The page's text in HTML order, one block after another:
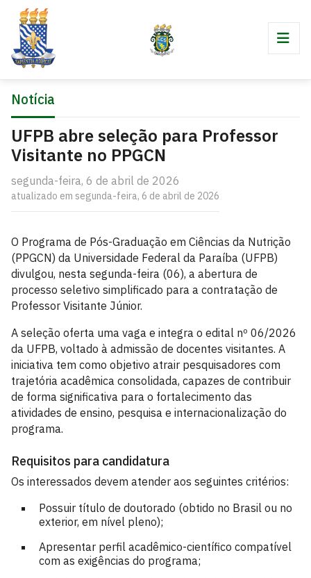
Notícia
UFPB abre seleção para Professor
Visitante no PPGCN
segunda-feira, 6 de abril de 2026
atualizado em segunda-feira, 6 de abril de 2026
O Programa de Pós-Graduação em Ciências da Nutrição
(PPGCN) da Universidade Federal da Paraíba (UFPB)
divulgou, nesta segunda-feira (06), a abertura de
processo seletivo simplificado para a contratação de
Professor Visitante Júnior.
A seleção oferta uma vaga e integra o edital nº 06/2026
da UFPB, voltado à admissão de docentes visitantes. A
iniciativa tem como objetivo atrair pesquisadores com
trajetória acadêmica consolidada, capazes de contribuir
de forma significativa para o fortalecimento das
atividades de ensino, pesquisa e internacionalização do
programa.
Requisitos para candidatura
Os interessados devem atender aos seguintes critérios:
Possuir título de doutorado (obtido no Brasil ou no
exterior, em nível pleno);
Apresentar perfil acadêmico-científico compatível
com as exigências do programa;